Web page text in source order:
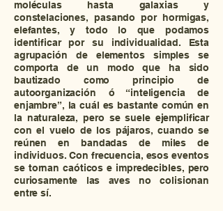
moléculas hasta galaxias y
constelaciones, pasando por hormigas,
elefantes, y todo lo que podamos
identificar por su individualidad. Esta
agrupación de elementos simples se
comporta de un modo que ha sido
bautizado como principio de
autoorganización ó “inteligencia de
enjambre”, la cuál es bastante común en
la naturaleza, pero se suele ejemplificar
con el vuelo de los pájaros, cuando se
reúnen en bandadas de miles de
individuos. Con frecuencia, esos eventos
se tornan caóticos e impredecibles, pero
curiosamente las aves no colisionan
entre sí.